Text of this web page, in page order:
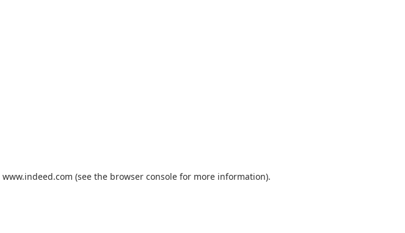
www.indeed.com (see the browser consolefor more information).